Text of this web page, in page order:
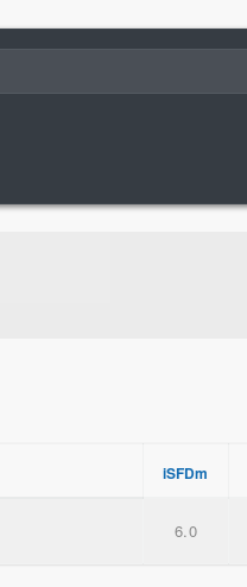
iSFDm
6.0